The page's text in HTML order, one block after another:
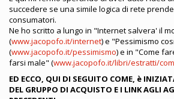
succedere se una simile logica di rete
consumatori.
Ne ho scritto a lungo in "Internet salvera' il
(www.jacopofo.it/internet) e "Pessimismo
(www.jacopofo.it/pessimismo) e in "Come
farsi male" (www.jacopofo.it/libri/estratti/
ED ECCO, QUI DI SEGUITO COME, è
DEL GRUPPO DI ACQUISTO E I LINK AGLI